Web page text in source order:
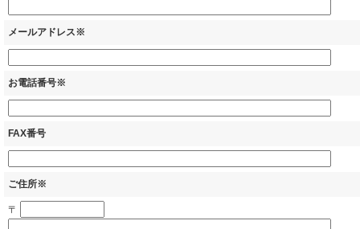
メールアドレス※
お電話番号※
FAX番号
ご住所※
〒